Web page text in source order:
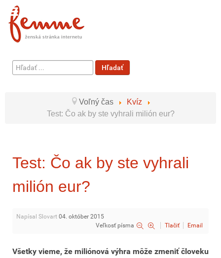
Hľadať
...
Hľadať
Voľný čas
Kvíz
Test: Čo ak by ste vyhrali milión eur?
Test: Čo ak by ste vyhrali
milión eur?
Napísal Slovart 04. október 2015
Veľkosť písma
Tlačiť Email
Všetky vieme, že miliónová výhra môže zmeniť človeku